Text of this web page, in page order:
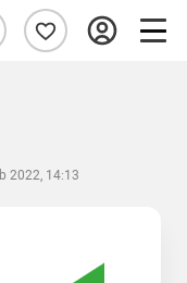
2022, 14:13